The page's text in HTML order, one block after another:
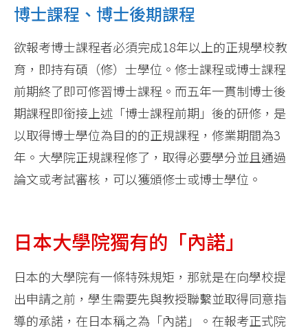
博士課程、博士後期課程
欲報考博士課程者必須完成18年以上的正規學校教
育，即持有碩（修）士學位。修士課程或博士課程
前期終了即可修習博士課程。而五年一貫制博士後
期課程即銜接上述「博士課程前期」後的研修，是
以取得博士學位為目的的正規課程，修業期間為3
年。大學院正規課程修了，取得必要學分並且通過
論文或考試審核，可以獲頒修士或博士學位。
日本大學院獨有的「內諾」
日本的大學院有一條特殊規矩，那就是在向學校提
出申請之前，學生需要先與教授聯繫並取得同意指
導的承諾，在日本稱之為「內諾」。在報考正式院